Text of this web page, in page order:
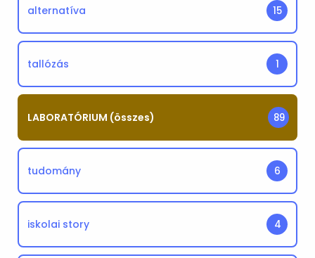
alternatíva 15
tallózás 1
LABORATÓRIUM (összes) 89
tudomány 6
iskolai story 4